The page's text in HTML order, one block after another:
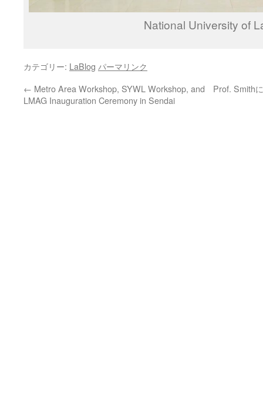
National University of
カテゴリー: LaBlog パーマリンク
← Metro Area Workshop, SYWL Workshop, and
LMAG Inauguration Ceremony in Sendai
Prof. Smith